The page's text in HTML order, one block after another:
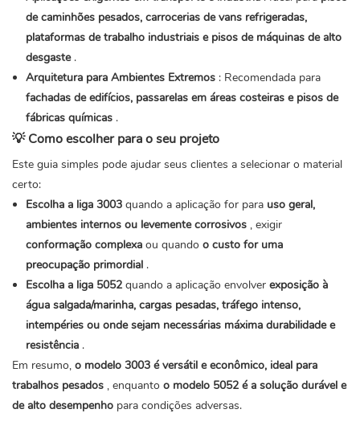
de caminhões pesados, carrocerias de vans refrigeradas,
plataformas de trabalho industriais e pisos de máquinas de alto
desgaste.
Arquitetura para Ambientes Extremos: Recomendada para
fachadas de edifícios, passarelas em áreas costeiras e pisos de
fábricas químicas.
💡 Como escolher para o seu projeto
Este guia simples pode ajudar seus clientes a selecionar o material
certo:
Escolha a liga 3003quando a aplicação for para uso geral,
ambientes internos ou levemente corrosivos, exigir
conformação complexaou quando o custo for uma
preocupação primordial.
Escolha a liga 5052quando a aplicação envolver exposição à
água salgada/marinha, cargas pesadas, tráfego intenso,
intempéries ou onde sejam necessárias máxima durabilidade e
resistência.
Em resumo, o modelo 3003 é versátil e econômico, ideal para
trabalhos pesados , enquanto o modelo 5052 é a solução durável e
de alto desempenho para condições adversas.